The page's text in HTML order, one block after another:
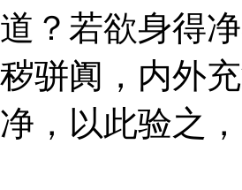
道？若欲身得
秽骈阗，内外
净，以此验之